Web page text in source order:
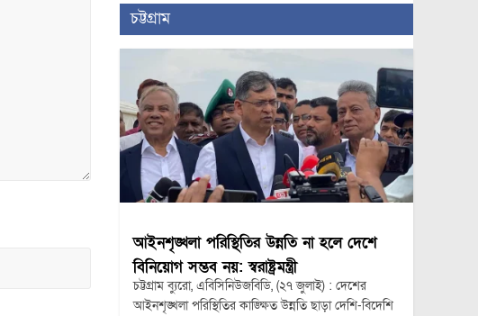
চট্টগ্রাম
আইনশৃঙ্খলা পরিস্থিতির উন্নতি না হলে দেশে
বিনিয়োগ সম্ভব নয়: স্বরাষ্ট্রমন্ত্রী
চট্টগ্রাম ব্যুরো, এবিসিনিউজবিডি, (২৭ জুলাই) : দেশের
আইনশৃঙ্খলা পরিস্থিতির কাঙ্ক্ষিত উন্নতি ছাড়া দেশি-বিদেশি